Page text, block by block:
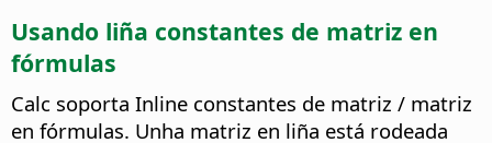
Usando liña constantes de matriz en
fórmulas
Calc soporta Inline constantes de matriz / matriz
en fórmulas. Unha matriz en liña está rodeada